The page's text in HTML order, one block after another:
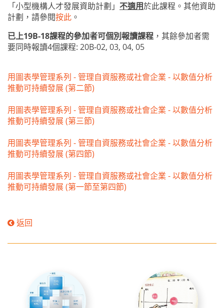
「小型機構人才發展資助計劃」 不適用於此課程。其他資助
計劃，請參閱按此 。
已上19B-18課程的參加者可個別報讀課程 ，其餘參加者需
要同時報讀4個課程: 20B-02, 03, 04, 05
用圖表學管理系列 - 管理自資服務或社會企業 - 以數值分析
推動可持續發展 (第二節)
用圖表學管理系列 - 管理自資服務或社會企業 - 以數值分析
推動可持續發展 (第三節)
用圖表學管理系列 - 管理自資服務或社會企業 - 以數值分析
推動可持續發展 (第四節)
用圖表學管理系列 - 管理自資服務或社會企業 - 以數值分析
推動可持續發展 (第一節至第四節)
返回